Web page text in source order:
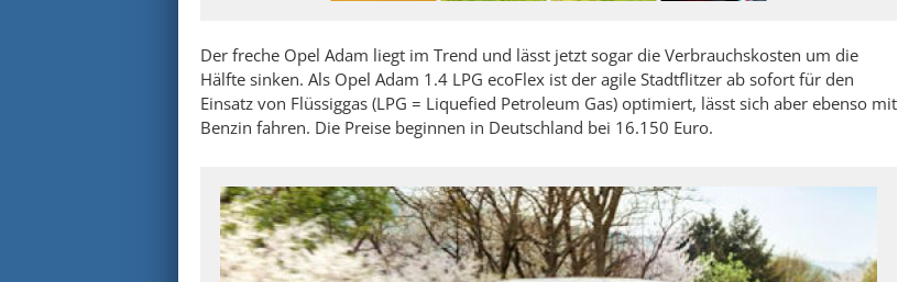
Der freche Opel Adam liegt im Trend und lässt jetzt sogar die Verbrauchskosten um die
Hälfte sinken. Als Opel Adam 1.4 LPG ecoFlex ist der agile Stadtflitzer ab sofort für den
Einsatz von Flüssiggas (LPG = Liquefied Petroleum Gas) optimiert, lässt sich aber ebenso mit
Benzin fahren. Die Preise beginnen in Deutschland bei 16.150 Euro.